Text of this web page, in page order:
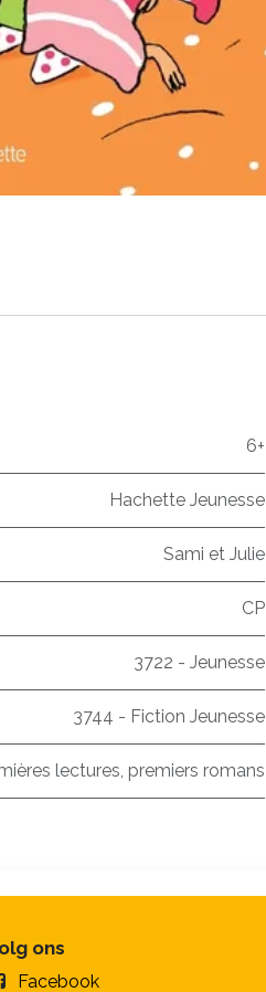
6+
Hachette Jeunesse
Sami et Julie
CP
3722 - Jeunesse
3744 - Fiction Jeunesse
lectures, premiers romans
ons
Facebook